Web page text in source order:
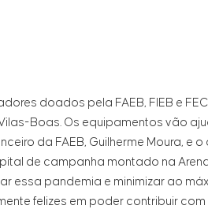
doados pela FAEB, FIEB e
Boas. Os equipamentos vão
da FAEB, Guilherme Moura,
de campanha montado na
essa pandemia e minimizar ao
felizes em poder contribuir com